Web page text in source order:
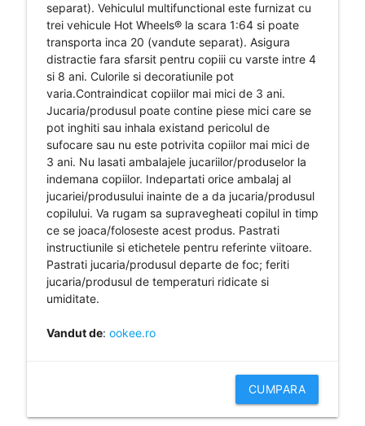
separat). Vehiculul multifunctional este furnizat cu
trei vehicule Hot Wheels® la scara 1:64 si poate
transporta inca 20 (vandute separat). Asigura
distractie fara sfarsit pentru copiii cu varste intre 4
si 8 ani. Culorile si decoratiunile pot
varia.Contraindicat copiilor mai mici de 3 ani.
Jucaria/produsul poate contine piese mici care se
pot inghiti sau inhala existand pericolul de
sufocare sau nu este potrivita copiilor mai mici de
3 ani. Nu lasati ambalajele jucariilor/produselor la
indemana copiilor. Indepartati orice ambalaj al
jucariei/produsului inainte de a da jucaria/produsul
copilului. Va rugam sa supravegheati copilul in timp
ce se joaca/foloseste acest produs. Pastrati
instructiunile si etichetele pentru referinte viitoare.
Pastrati jucaria/produsul departe de foc; feriti
jucaria/produsul de temperaturi ridicate si
umiditate.
Vandut de: ookee.ro
CUMPARA